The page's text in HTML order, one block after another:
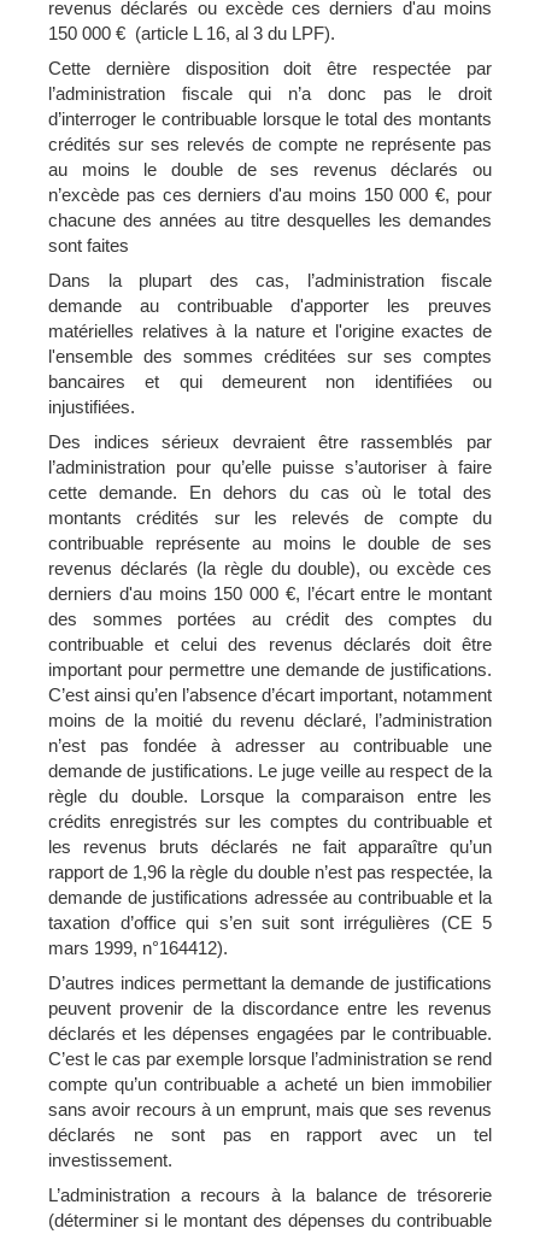
revenus déclarés ou excède ces derniers d'au moins
150 000 € (article L 16, al 3 du LPF).
Cette dernière disposition doit être respectée par
l’administration fiscale qui n’a donc pas le droit
d’interroger le contribuable lorsque le total des montants
crédités sur ses relevés de compte ne représente pas
au moins le double de ses revenus déclarés ou
n’excède pas ces derniers d'au moins 150 000 €, pour
chacune des années au titre desquelles les demandes
sont faites
Dans la plupart des cas, l’administration fiscale
demande au contribuable d'apporter les preuves
matérielles relatives à la nature et l'origine exactes de
l'ensemble des sommes créditées sur ses comptes
bancaires et qui demeurent non identifiées ou
injustifiées.
Des indices sérieux devraient être rassemblés par
l’administration pour qu’elle puisse s’autoriser à faire
cette demande. En dehors du cas où le total des
montants crédités sur les relevés de compte du
contribuable représente au moins le double de ses
revenus déclarés (la règle du double), ou excède ces
derniers d'au moins 150 000 €, l’écart entre le montant
des sommes portées au crédit des comptes du
contribuable et celui des revenus déclarés doit être
important pour permettre une demande de justifications.
C’est ainsi qu’en l’absence d’écart important, notamment
moins de la moitié du revenu déclaré, l’administration
n’est pas fondée à adresser au contribuable une
demande de justifications. Le juge veille au respect de la
règle du double. Lorsque la comparaison entre les
crédits enregistrés sur les comptes du contribuable et
les revenus bruts déclarés ne fait apparaître qu’un
rapport de 1,96 la règle du double n’est pas respectée, la
demande de justifications adressée au contribuable et la
taxation d’office qui s’en suit sont irrégulières (CE 5
mars 1999, n°164412).
D’autres indices permettant la demande de justifications
peuvent provenir de la discordance entre les revenus
déclarés et les dépenses engagées par le contribuable.
C’est le cas par exemple lorsque l’administration se rend
compte qu’un contribuable a acheté un bien immobilier
sans avoir recours à un emprunt, mais que ses revenus
déclarés ne sont pas en rapport avec un tel
investissement.
L’administration a recours à la balance de trésorerie
(déterminer si le montant des dépenses du contribuable